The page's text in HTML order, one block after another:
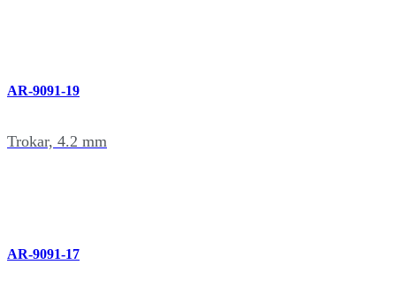
AR-9091-19
Trokar, 4.2 mm
AR-9091-17